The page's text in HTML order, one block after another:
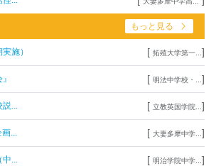
もっと見る
施） [ 拓殖大学第一... ]
[ 明法中学校・... ]
説... [ 立教英国学院... ]
... [ 大妻多摩中学... ]
中... [ 明治学院中学... ]